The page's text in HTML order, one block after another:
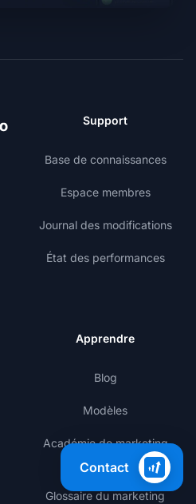
Support
Base de connaissances
Espace membres
Journal des modifications
État des performances
Apprendre
Blog
Modèles
Académie de marketing
d'affiliation
Glossaire du marketing
Contact